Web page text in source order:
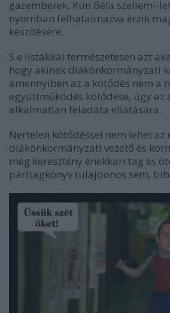
gazemberek, Kun Béla szellemi-
nyomban felhatalmazva érzik
készítésére.
S e listákkal természetesen azt
hogy akinek diákönkormányzati
amennyiben az a kötődés nem a
együttműködés kötődése, úgy az
alkalmatlan feladata ellátására.
Nertelen kötődéssel nem lehet az
diákönkormányzati vezető és
még keresztény énekkari tag és
párttagkönyv tulajdonos sem,